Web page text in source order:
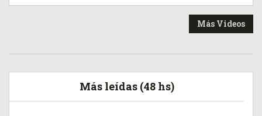
Más Videos
Más leídas (48 hs)